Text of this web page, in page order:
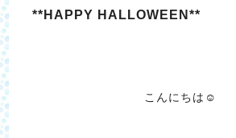
**HAPPY HALLOWEEN**
こんにちは☺